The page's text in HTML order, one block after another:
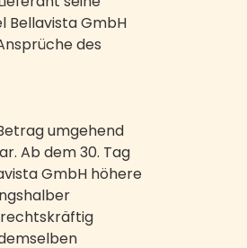
Bellavista GmbH
des
umgehend
Ab dem 30. Tag
GmbH höhere
rechtskräftig